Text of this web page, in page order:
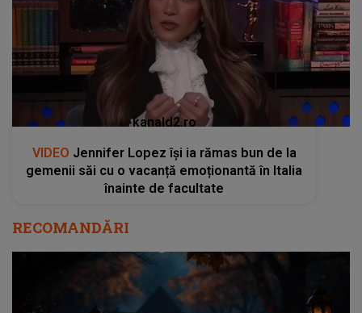
kanald2.ro
VIDEO Jennifer Lopez își ia rămas bun de la
gemenii săi cu o vacanță emoționantă în Italia
înainte de facultate
RECOMANDĂRI